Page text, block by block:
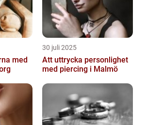
med
30 juli 2025
Att uttrycka personlighet
med piercing i Malmö